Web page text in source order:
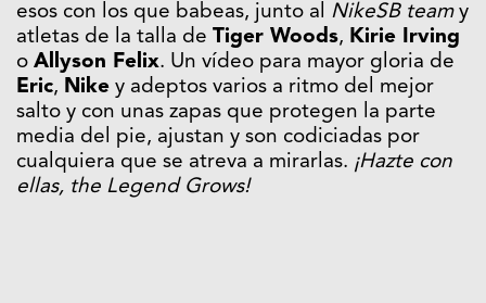
esos con los que babeas, junto al NikeSB teamy
atletas de la talla de Tiger Woods, Kirie Irving
o Allyson Felix. Un vídeo para mayor gloria de
Eric, Nike y adeptos varios a ritmo del mejor
salto y con unas zapas que protegen la parte
media del pie, ajustan y son codiciadas por
cualquiera que se atreva a mirarlas. ¡Hazte con
ellas, the Legend Grows!